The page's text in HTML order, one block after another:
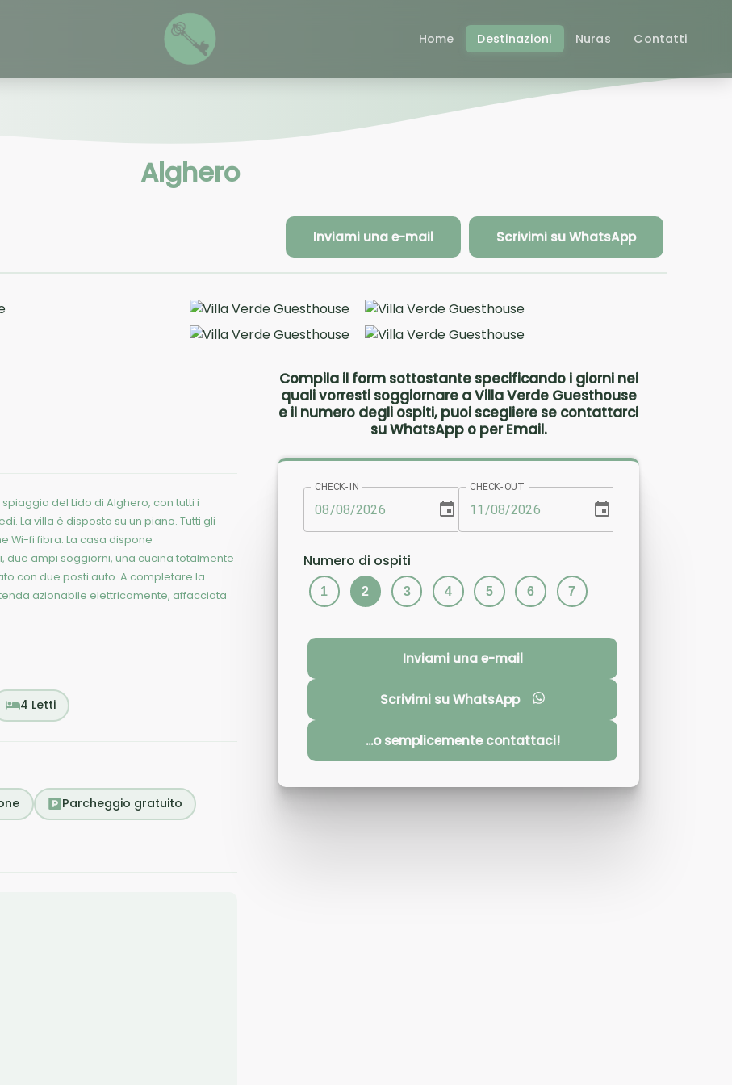
Home Destinazioni Nuras Contatti
Alghero
Inviami una e-mail Scrivimi su WhatsApp
del Lido di Alghero, con tutti i
La villa è disposta su un piano. Tutti gli
Wi-fi fibra. La casa dispone
ampi soggiorni, una cucina totalmente
con due posti auto. A completare la
azionabile elettricamente, affacciata
4 Letti
Parcheggio gratuito
Compila il form sottostante specificando i giorni nei
quali vorresti soggiornare a Villa Verde Guesthouse
e il numero degli ospiti, puoi scegliere se contattarci
su WhatsApp o per Email.
CHECK-IN CHECK-OUT
Numero di ospiti
1 2 3 4 5 6 7
Inviami una e-mail
Scrivimi su WhatsApp
...o semplicemente contattaci!